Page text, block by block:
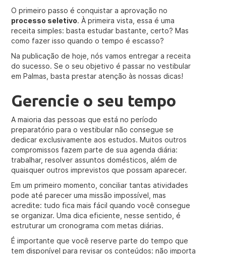
O primeiro passo é conquistar a aprovação no
processo seletivo. À primeira vista, essa é uma
receita simples: basta estudar bastante, certo? Mas
como fazer isso quando o tempo é escasso?
Na publicação de hoje, nós vamos entregar a receita
do sucesso. Se o seu objetivo é passar no vestibular
em Palmas, basta prestar atenção às nossas dicas!
Gerencie o seu tempo
A maioria das pessoas que está no período
preparatório para o vestibular não consegue se
dedicar exclusivamente aos estudos. Muitos outros
compromissos fazem parte de sua agenda diária:
trabalhar, resolver assuntos domésticos, além de
quaisquer outros imprevistos que possam aparecer.
Em um primeiro momento, conciliar tantas atividades
pode até parecer uma missão impossível, mas
acredite: tudo fica mais fácil quando você consegue
se organizar. Uma dica eficiente, nesse sentido, é
estruturar um cronograma com metas diárias.
É importante que você reserve parte do tempo que
tem disponível para revisar os conteúdos: não importa